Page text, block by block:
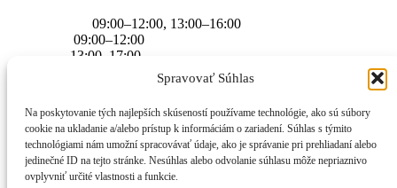
Spravovať Súhlas
Na poskytovanie tých najlepších skúseností používame technológie, ako sú súbory
cookie na ukladanie a/alebo prístup k informáciám o zariadení. Súhlas s týmito
technológiami nám umožní spracovávať údaje, ako je správanie pri prehliadaní alebo
jedinečné ID na tejto stránke. Nesúhlas alebo odvolanie súhlasu môže nepriaznivo
ovplyvniť určité vlastnosti a funkcie.
09:00–12:00, 13:00–16:00
09:00–12:00
13:00–17:00